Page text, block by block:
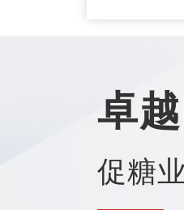
卓
促糖